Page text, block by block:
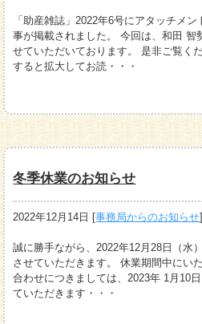
「助産雑誌」2022年6号にアタッチメ
事が掲載されました。 今回は、和田 智
せていただいております。 是非ご覧く
すると拡大してお読・・・
冬季休業のお知らせ
2022年12月14日 [事務局からのお知らせ]
誠に勝手ながら、2022年12月28日（水
させていただきます。 休業期間中にい
合わせにつきましては、2023年 1月10
ていただきます・・・